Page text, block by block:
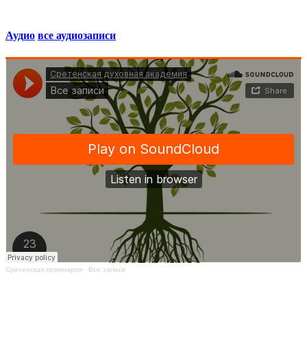
Аудио все аудиозаписи
Сретенская семинария · Все записи